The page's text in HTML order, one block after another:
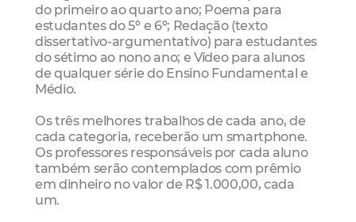
do primeiro ao quarto ano; Poema para
estudantes do 5º e 6º; Redação (texto
dissertativo-argumentativo) para estudantes
do sétimo ao nono ano; e Vídeo para alunos
de qualquer série do Ensino Fundamental e
Médio.
Os três melhores trabalhos de cada ano, de
cada categoria, receberão um smartphone.
Os professores responsáveis por cada aluno
também serão contemplados com prêmio
em dinheiro no valor de R$ 1.000,00, cada
um.